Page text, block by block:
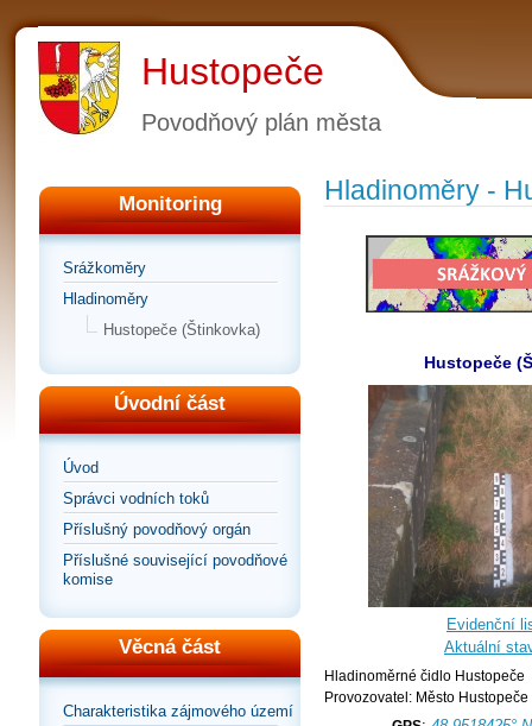
Hustopeče
Povodňový plán města
Monitoring
Srážkoměry
Hladinoměry
Hustopeče (Štinkovka)
Úvodní část
Úvod
Správci vodních toků
Příslušný povodňový orgán
Příslušné související povodňové
komise
Věcná část
Charakteristika zájmového území
Hladinoměry -
Hustopeče
Evidenční
Aktuální
Hladinoměrné čidlo Hustopeče
Provozovatel: Město Hustopeče